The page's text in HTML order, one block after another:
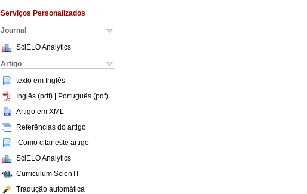
Serviços Personalizados
Journal
SciELO Analytics
Artigo
texto em Inglês
Inglês (pdf) | Português (pdf)
Artigo em XML
Referências do artigo
Como citar este artigo
SciELO Analytics
Curriculum ScienTI
Tradução automática